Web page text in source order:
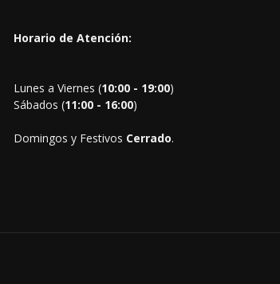
Horario de Atención:
Lunes a Viernes (10:00 - 19:00)
Sábados (11:00 - 16:00)
Domingos y Festivos Cerrado.